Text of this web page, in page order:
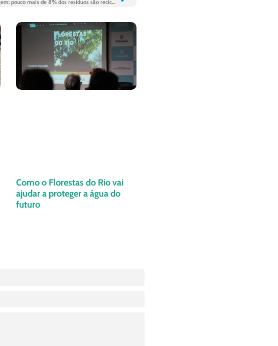
Dia Mundial da Reciclagem: pouco mais de 8% dos resíduos são reciclados
Como o Florestas do Rio vai
ajudar a proteger a água do
futuro